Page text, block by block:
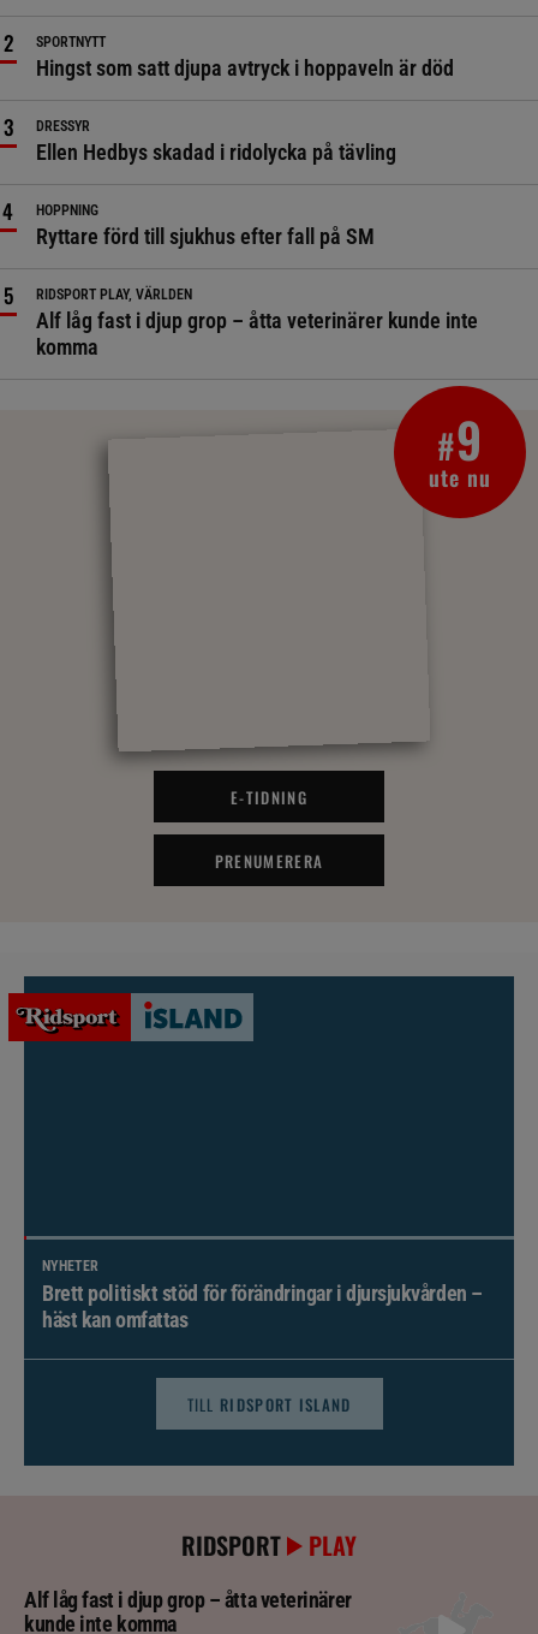
SPORTNYTT
Hingst som satt djupa avtryck i hoppaveln är död
DRESSYR
Ellen Hedbys skadad i ridolycka på tävling
HOPPNING
Ryttare förd till sjukhus efter fall på SM
RIDSPORT PLAY, VÄRLDEN
Alf låg fast i djup grop – åtta veterinärer kunde inte
komma
#9
ute nu
E-TIDNING
PRENUMERERA
NYHETER
Brett politiskt stöd för förändringar i djursjukvården –
häst kan omfattas
TILL RIDSPORT ISLAND
RIDSPORT PLAY
Alf låg fast i djup grop – åtta veterinärer
kunde inte komma